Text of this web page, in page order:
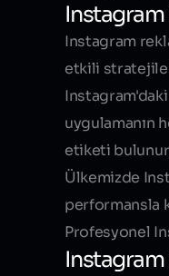
Instagram
Instagram
etkili
uygulamanın
etiketi
Ülkemizde
performansla
Profesyonel
Instagram